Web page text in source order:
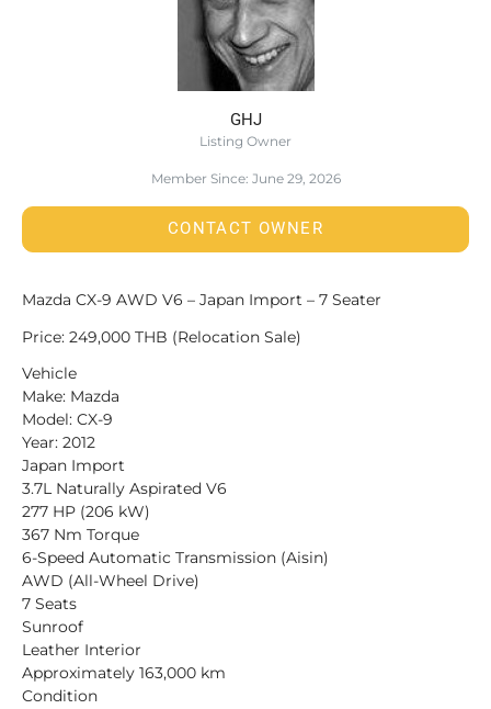
GHJ
Listing Owner
Member Since: June 29, 2026
CONTACT OWNER
Mazda CX-9 AWD V6 – Japan Import – 7 Seater
Price: 249,000 THB (Relocation Sale)
Vehicle
Make: Mazda
Model: CX-9
Year: 2012
Japan Import
3.7L Naturally Aspirated V6
277 HP (206 kW)
367 Nm Torque
6-Speed Automatic Transmission (Aisin)
AWD (All-Wheel Drive)
7 Seats
Sunroof
Leather Interior
Approximately 163,000 km
Condition